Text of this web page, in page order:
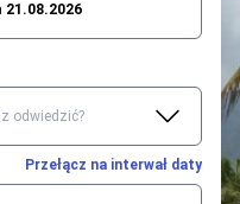
21.08.2026
Przełącz na interwał daty